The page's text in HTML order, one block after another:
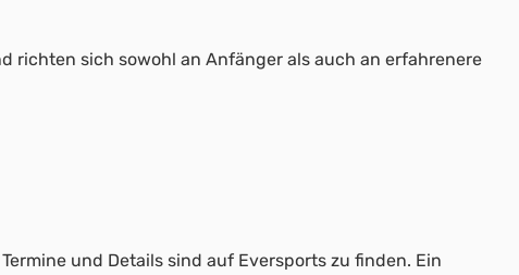
richten sich sowohl an Anfänger als auch an erfahrenere
und Details sind auf Eversports zu finden. Ein